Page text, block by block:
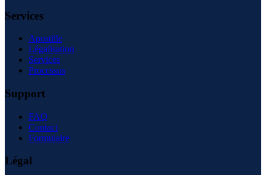
Services
Apostille
Légalisation
Services
Processus
Support
FAQ
Contact
Formulaire
Légal